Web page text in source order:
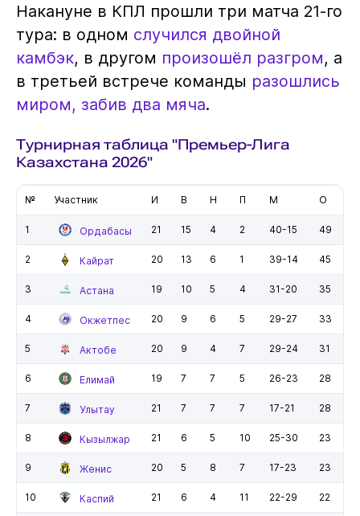
Накануне в КПЛ прошли три матча 21-го
тура: в одном случился двойной
камбэк, в другом произошёл разгром, а
в третьей встрече команды разошлись
миром, забив два мяча.
Турнирная таблица "Премьер-Лига
Казахстана 2026"
№ Участник И В Н П М О
1 Ордабасы 21 15 4 2 40-15 49
2 Кайрат 20 13 6 1 39-14 45
3 Астана 19 10 5 4 31-20 35
4 Окжетпес 20 9 6 5 29-27 33
5 Актобе 20 9 4 7 29-24 31
6 Елимай 19 7 7 5 26-23 28
7 Улытау 21 7 7 7 17-21 28
8 Кызылжар 21 6 5 10 25-30 23
9 Женис 20 5 8 7 17-23 23
10 Каспий 21 6 4 11 22-29 22